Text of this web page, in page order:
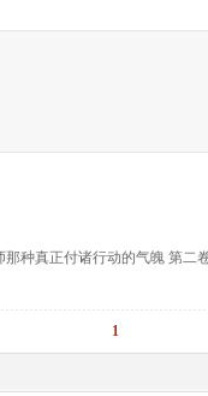
种真正付诸行动的气魄 第
1